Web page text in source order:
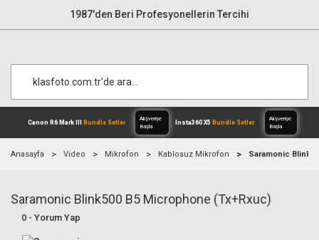
1987'den Beri Profesyonellerin Tercihi
Canon R6 Mark IIIBundle Setler
Alışverişe
Anasayfa Video Mikrofon Kablosuz Mikrofon Saramonic
Saramonic Blink500 B5 Microphone (Tx+Rxuc)
0 - Yorum Yap